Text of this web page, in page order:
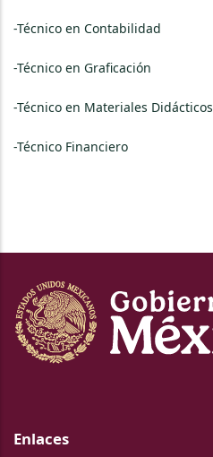
-Técnico en Contabilidad
-Técnico en Graficación
-Técnico en Materiales Didácticos
-Técnico Financiero
Enlaces